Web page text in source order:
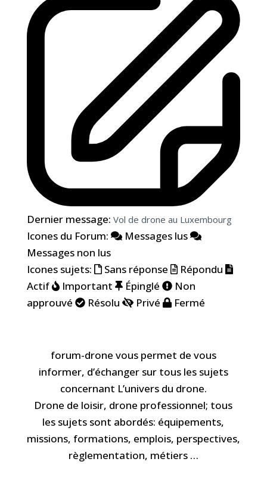
Dernier message: Vol de drone au Luxembourg
Icones du Forum:
Messages lus
Messages non lus
Icones sujets:
Sans réponse
Répondu
Actif
Important Épinglé
Non
approuvé
Résolu Privé Fermé
forum-drone vous permet de vous
informer, d’échanger sur tous les sujets
concernant L’univers du drone.
Drone de loisir, drone professionnel; tous
les sujets sont abordés: équipements,
missions, formations, emplois, perspectives,
règlementation, métiers …